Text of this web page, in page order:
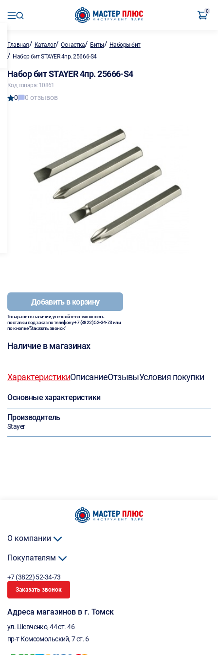
0
Главная/ Каталог/Оснастка/ Биты/ Наборы бит
/ Набор бит STAYER 4пр. 25666-S4
Набор бит STAYER 4пр. 25666-S4
Код товара: 10861
0 0 отзывов
Добавить в корзину
Товара нет в наличии, уточняйте возможность
поставки под заказ по телефону+7 (3822) 52-34-73или
по кнопке "Заказать звонок"
Наличие в магазинах
ХарактеристикиОписаниеОтзывыУсловия покупки
Основные характеристики
Производитель
Stayer
О компании
Покупателям
+7 (3822) 52-34-73
Заказать звонок
Адреса магазинов в г. Томск
ул. Шевченко, 44 ст. 46
пр-т Комсомольский, 7 ст. 6